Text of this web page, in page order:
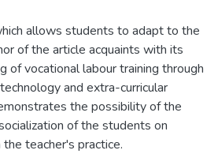
allows students to adapt to the
of the article acquaints with its
of vocational labour training through
and extra-curricular
the possibility of the
of the students on
teacher's practice.